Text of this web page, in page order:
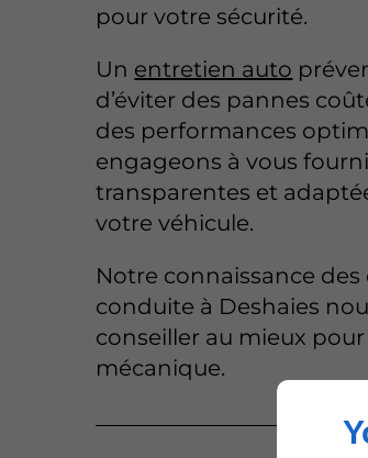
pour votre sécurité.
Un entretien auto
d’éviter des pannes
des performances
engageons à vous
transparentes et
votre véhicule.
Notre connaissance
conduite à Deshaies
conseiller au mieux
mécanique.